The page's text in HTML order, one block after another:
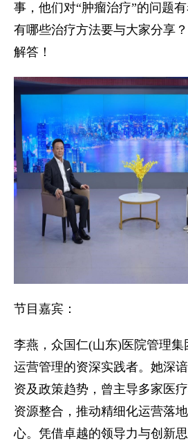
事，他们对“肿瘤治疗”的问题
有哪些治疗方法要与大家分享
解答！
节目嘉宾：
李燕，众国仁(山东)医院管理
运营管理的资深实践者。她深
资及政策趋势，曾主导多家医
资源整合，推动精细化运营落
心。凭借卓越的领导力与创新